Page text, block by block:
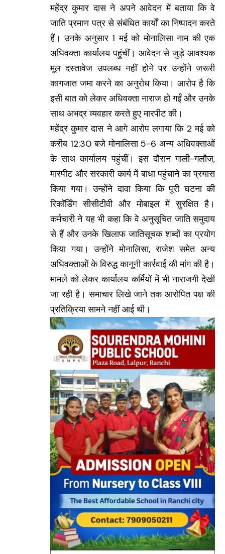
महेंद्र कुमार दास ने अपने आवेदन में बताया कि वे
जाति प्रमाण पत्र से संबंधित कार्यों का निष्पादन करते
हैं। उनके अनुसार 1 मई को मोनालिसा नाम की एक
अधिवक्ता कार्यालय पहुंचीं। आवेदन से जुड़े आवश्यक
मूल दस्तावेज उपलब्ध नहीं होने पर उन्होंने जरूरी
कागजात जमा करने का अनुरोध किया। आरोप है कि
इसी बात को लेकर अधिवक्ता नाराज हो गईं और उनके
साथ अभद्र व्यवहार करते हुए मारपीट की।
महेंद्र कुमार दास ने आगे आरोप लगाया कि 2 मई को
करीब 12:30 बजे मोनालिसा 5-6 अन्य अधिवक्ताओं
के साथ कार्यालय पहुंचीं। इस दौरान गाली-गलौज,
मारपीट और सरकारी कार्य में बाधा पहुंचाने का प्रयास
किया गया। उन्होंने दावा किया कि पूरी घटना की
रिकॉर्डिंग सीसीटीवी और मोबाइल में सुरक्षित है।
कर्मचारी ने यह भी कहा कि वे अनुसूचित जाति समुदाय
से हैं और उनके खिलाफ जातिसूचक शब्दों का प्रयोग
किया गया। उन्होंने मोनालिसा, राजेश समेत अन्य
अधिवक्ताओं के विरुद्ध कानूनी कार्रवाई की मांग की है।
मामले को लेकर कार्यालय कर्मियों में भी नाराजगी देखी
जा रही है। समाचार लिखे जाने तक आरोपित पक्ष की
प्रतिक्रिया सामने नहीं आई थी।